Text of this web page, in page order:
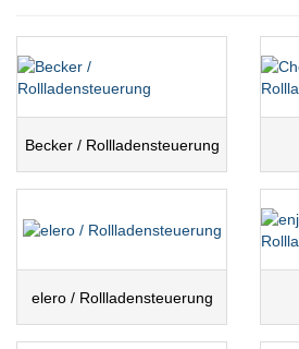
Becker / Rollladensteuerung
elero / Rollladensteuerung